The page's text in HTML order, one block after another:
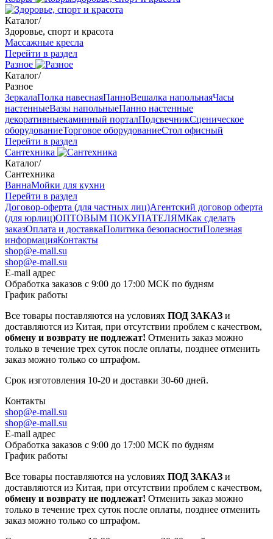
Каталог/
Здоровье, спорт и красота
Массажные кресла
Перейти в раздел
Разное
Каталог/
Разное
ЗеркалаПолка навеснаяПанноВешалка напольнаяЧасы
настенныеВазы напольныеПанно настенные
декоративныекаминный порталПодсвечникСценическое
оборудованиеТорговое оборудованиеСтол офисный
Перейти в раздел
Сантехника
Каталог/
Сантехника
ВаннаМойки для кухни
Перейти в раздел
Договор-оферта (для частных лиц)Агентский договор оферта
(для юрлиц)ОПТОВЫМ ПОКУПАТЕЛЯМКак сделать
заказОплата и доставкаПолитика безопасностиПолезная
информацияКонтакты
shop@e-mall.su
shop@e-mall.su
E-mail адрес
Обработка заказов с 9:00 до 17:00 МСК по будням
График работы
Все товары поставляются на условиях ПОД ЗАКАЗ и
доставляются из Китая, при отсутствии проблем с качеством,
обмену и возврату не подлежат! Отменить заказ можно
только в течение трех суток после оплаты, позднее отменить
заказ можно только со штрафом.
Срок изготовления 10-20 и доставки 30-60 дней.
Контакты
shop@e-mall.su
shop@e-mall.su
E-mail адрес
Обработка заказов с 9:00 до 17:00 МСК по будням
График работы
Все товары поставляются на условиях ПОД ЗАКАЗ и
доставляются из Китая, при отсутствии проблем с качеством,
обмену и возврату не подлежат! Отменить заказ можно
только в течение трех суток после оплаты, позднее отменить
заказ можно только со штрафом.